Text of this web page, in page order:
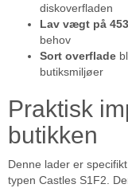
diskoverfladen
Lav vægt på
behov
Sort overflade
butiksmiljøer
Praktisk
butikken
Denne lader er
typen Castles S1F2.